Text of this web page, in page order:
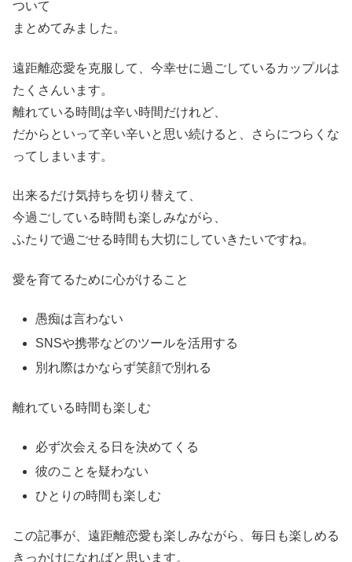
ついて
まとめてみました。
遠距離恋愛を克服して、今幸せに過ごしているカップルは
たくさんいます。
離れている時間は辛い時間だけれど、
だからといって辛い辛いと思い続けると、さらにつらくな
ってしまいます。
出来るだけ気持ちを切り替えて、
今過ごしている時間も楽しみながら、
ふたりで過ごせる時間も大切にしていきたいですね。
愛を育てるために心がけること
愚痴は言わない
SNSや携帯などのツールを活用する
別れ際はかならず笑顔で別れる
離れている時間も楽しむ
必ず次会える日を決めてくる
彼のことを疑わない
ひとりの時間も楽しむ
この記事が、遠距離恋愛も楽しみながら、毎日も楽しめる
きっかけになればと思います。